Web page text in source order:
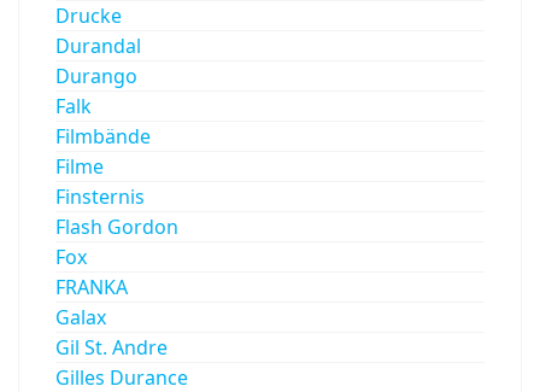
Drucke
Durandal
Durango
Falk
Filmbände
Filme
Finsternis
Flash Gordon
Fox
FRANKA
Galax
Gil St. Andre
Gilles Durance